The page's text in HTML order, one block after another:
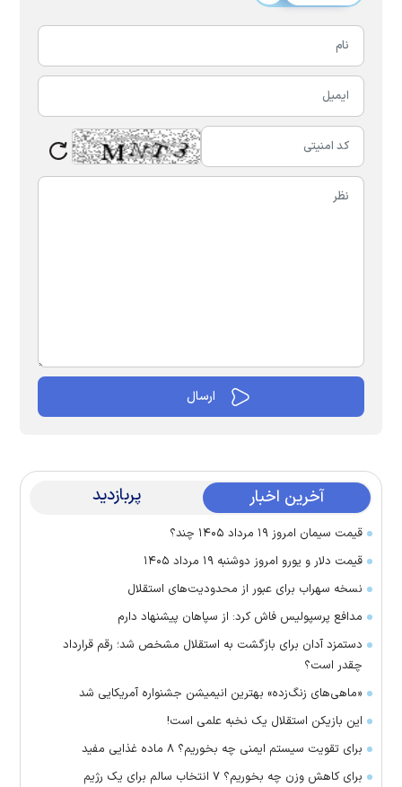
آخرین اخبار پربازدید
قیمت سیمان امروز ۱۹ مرداد ۱۴۰۵ چند؟
قیمت دلار و یورو امروز دوشنبه ۱۹ مرداد ۱۴۰۵
نسخه سهراب برای عبور از محدودیت‌های استقلال
مدافع پرسپولیس فاش کرد: از سپاهان پیشنهاد دارم
دستمزد آدان برای بازگشت به استقلال مشخص شد؛ رقم قرارداد
چقدر است؟
«ماهی‌های زنگ‌زده» بهترین انیمیشن جشنواره آمریکایی شد
این بازیکن استقلال یک نخبه علمی است!
برای تقویت سیستم ایمنی چه بخوریم؟ ۸ ماده غذایی مفید
برای کاهش وزن چه بخوریم؟ ۷ انتخاب سالم برای یک رژیم